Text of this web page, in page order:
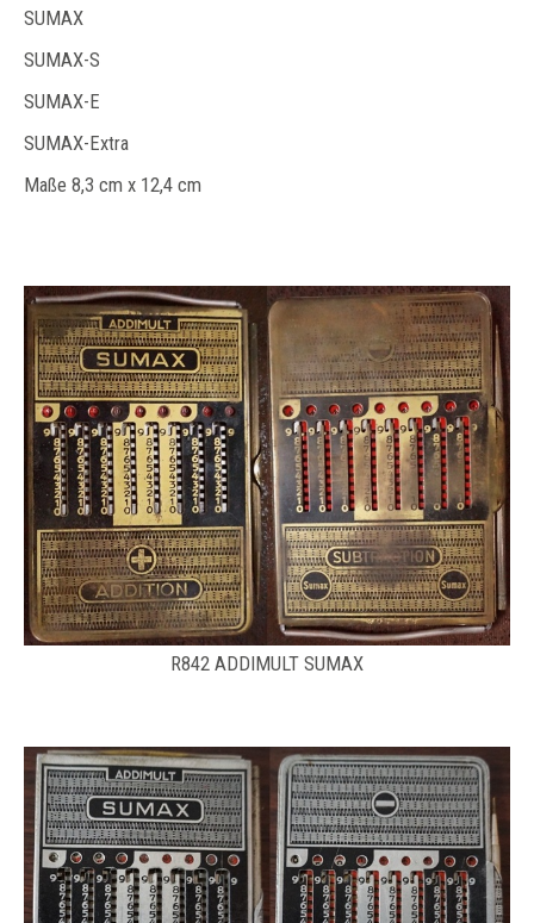
SUMAX
SUMAX-S
SUMAX-E
SUMAX-Extra
Maße 8,3 cm x 12,4 cm
R842 ADDIMULT SUMAX